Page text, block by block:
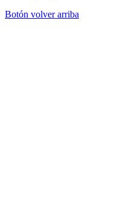
Botón volver arriba